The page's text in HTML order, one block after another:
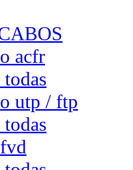
acfr
utp / ftp